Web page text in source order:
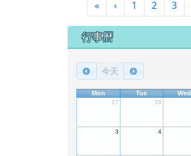
«第一頁
‹上一頁
1 2 3
下中區域內容
行事曆
今天
Mon Tue Wed
27 28
3 4